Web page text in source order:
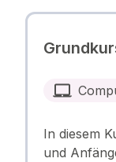
In diesem
und